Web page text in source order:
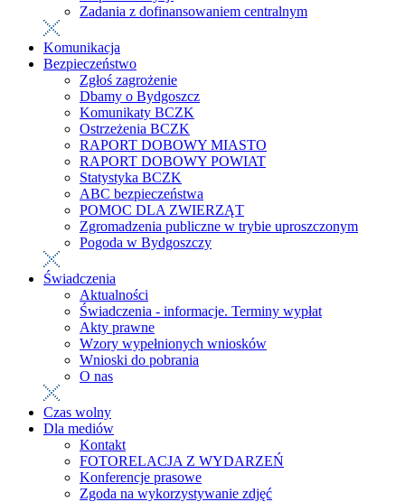
Zadania z dofinansowaniem centralnym
Komunikacja
Bezpieczeństwo
Zgłoś zagrożenie
Dbamy o Bydgoszcz
Komunikaty BCZK
Ostrzeżenia BCZK
RAPORT DOBOWY MIASTO
RAPORT DOBOWY POWIAT
Statystyka BCZK
ABC bezpieczeństwa
POMOC DLA ZWIERZĄT
Zgromadzenia publiczne w trybie uproszczonym
Pogoda w Bydgoszczy
Świadczenia
Aktualności
Świadczenia - informacje. Terminy wypłat
Akty prawne
Wzory wypełnionych wniosków
Wnioski do pobrania
O nas
Czas wolny
Dla mediów
Kontakt
FOTORELACJA Z WYDARZEŃ
Konferencje prasowe
Zgoda na wykorzystywanie zdjęć